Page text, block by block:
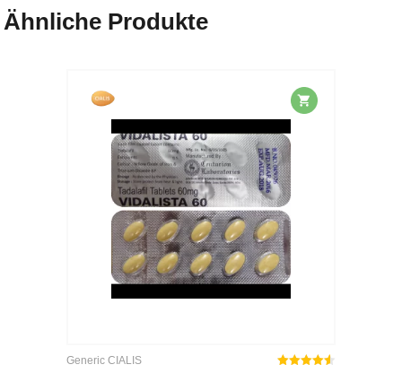
Ähnliche Produkte
Generic CIALIS